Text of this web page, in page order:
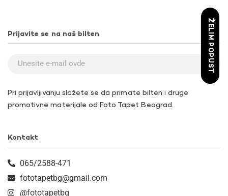
Prijavite se na naš bilten
Pri prijavljivanju slažete se da primate bilten i druge
promotivne materijale od Foto Tapet Beograd.
Kontakt
065/2588-471
fototapetbg@gmail.com
@fototapetbg
ŽELIM POPUST